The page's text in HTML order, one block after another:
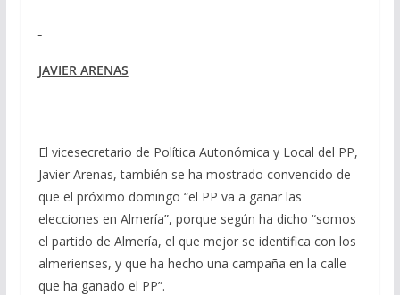
JAVIER ARENAS
El vicesecretario de Política Autonómica y Local del PP,
Javier Arenas, también se ha mostrado convencido de
que el próximo domingo “el PP va a ganar las
elecciones en Almería”, porque según ha dicho “somos
el partido de Almería, el que mejor se identifica con los
almerienses, y que ha hecho una campaña en la calle
que ha ganado el PP”.